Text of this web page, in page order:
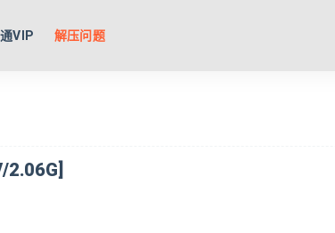
VIP 解压问题
2.06G]